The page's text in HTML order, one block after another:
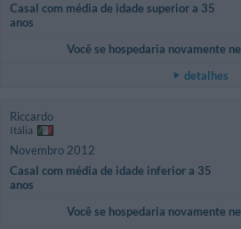
Casal com média de idade superior a 35
anos
Você se hospedaria novamente
detalhes
Riccardo
Itália
Novembro 2012
Casal com média de idade inferior a 35
anos
Você se hospedaria novamente